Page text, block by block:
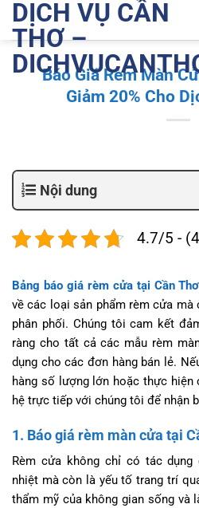
qua
dung
DỊCH VỤ CẦN
THƠ –
Báo Giá Rèm Màn
Giảm 20% Cho
Nội dung
4.7/5 -
Bảng báo giá rèm cửa tại Cần Thơ
về các loại sản phẩm rèm cửa mà
phân phối. Chúng tôi cam kết
ràng cho tất cả các mẫu rèm
dụng cho các đơn hàng bán lẻ.
hàng số lượng lớn hoặc thực
hệ trực tiếp với chúng tôi để nhận
1. Báo giá rèm màn cửa tại
Rèm cửa không chỉ có tác dụng
nhiệt mà còn là yếu tố trang trí
thẩm mỹ của không gian sống và